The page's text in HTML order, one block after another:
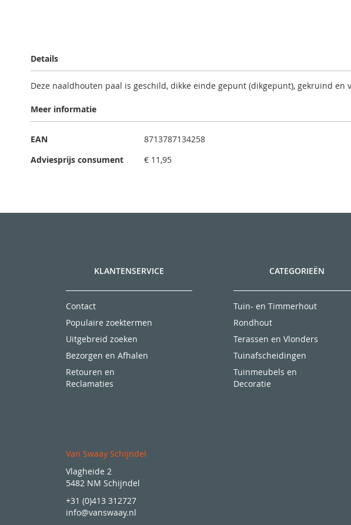
naar
van
afbeeldingen-
Details
Deze naaldhouten paal is geschild, dikke einde gepunt (dikgepunt), gekruind
Meer informatie
Meer
EAN
8713787134258
Adviesprijs consument
€ 11,95
KLANTENSERVICE
Contact
Populaire zoektermen
Uitgebreid zoeken
Bezorgen en Afhalen
Retouren en
Reclamaties
CATEGORIEËN
Tuin- en Timmerhout
Rondhout
Terassen en Vlonders
Tuinafscheidingen
Tuinmeubels en
Decoratie
Van Swaay Schijndel
Vlagheide 2
5482 NM Schijndel
+31 (0)413 312727
info@vanswaay.nl